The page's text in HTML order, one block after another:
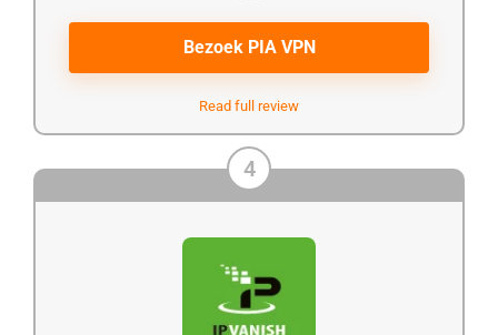
Bezoek PIA VPN
Read full review
4